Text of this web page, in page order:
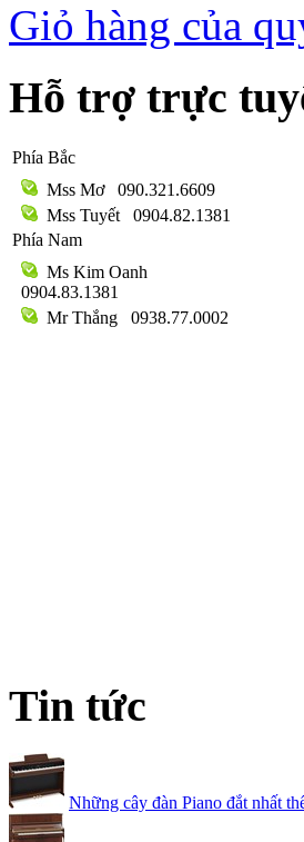
Giỏ hàng của
Hỗ trợ trực
Phía Bắc
Mss Mơ
090.321.6609
Mss Tuyết
0904.82.1381
Phía Nam
Ms Kim Oanh
0904.83.1381
Mr Thắng
0938.77.0002
Tin tức
Những cây đàn Piano đắt nhất